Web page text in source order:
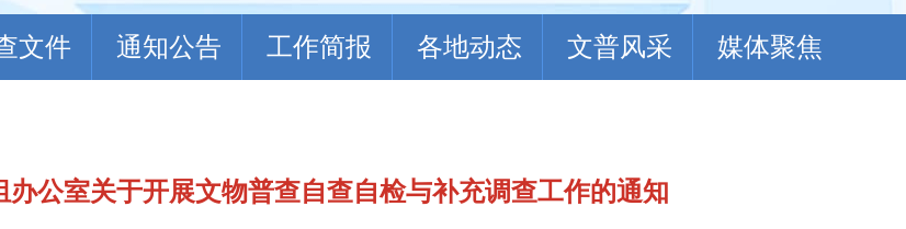
文件 通知公告 工作简报 各地动态 文普风采 媒体聚焦
公室关于开展文物普查自查自检与补充调查工作的通知